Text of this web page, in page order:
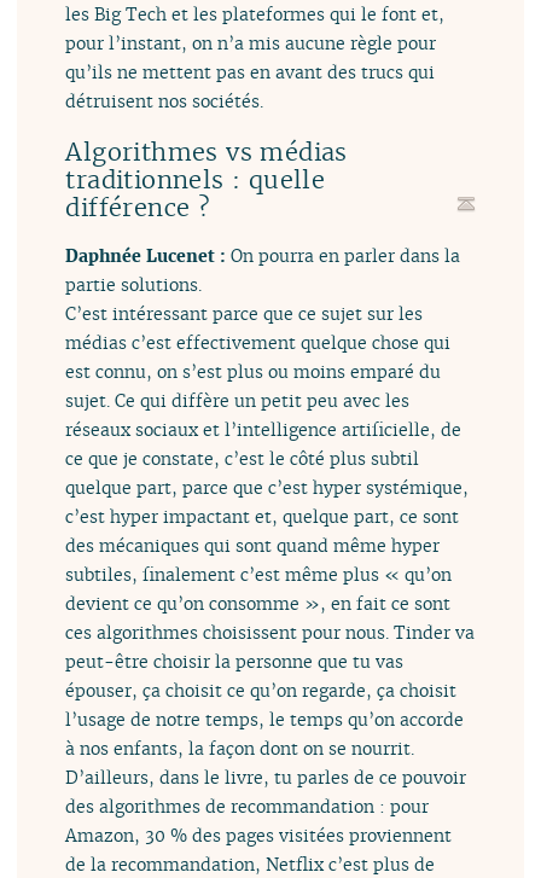
les Big Tech et les plateformes qui le font et,
pour l’instant, on n’a mis aucune règle pour
qu’ils ne mettent pas en avant des trucs qui
détruisent nos sociétés.
Algorithmes vs médias
traditionnels : quelle
différence ?
Daphnée Lucenet :On pourra en parler dans la
partie solutions.
C’est intéressant parce que ce sujet sur les
médias c’est effectivement quelque chose qui
est connu, on s’est plus ou moins emparé du
sujet. Ce qui diffère un petit peu avec les
réseaux sociaux et l’intelligence artificielle, de
ce que je constate, c’est le côté plus subtil
quelque part, parce que c’est hyper systémique,
c’est hyper impactant et, quelque part, ce sont
des mécaniques qui sont quand même hyper
subtiles, finalement c’est même plus « qu’on
devient ce qu’on consomme », en fait ce sont
ces algorithmes choisissent pour nous. Tinder va
peut-être choisir la personne que tu vas
épouser, ça choisit ce qu’on regarde, ça choisit
l’usage de notre temps, le temps qu’on accorde
à nos enfants, la façon dont on se nourrit.
D’ailleurs, dans le livre, tu parles de ce pouvoir
des algorithmes de recommandation : pour
Amazon, 30 % des pages visitées proviennent
de la recommandation, Netflix c’est plus de